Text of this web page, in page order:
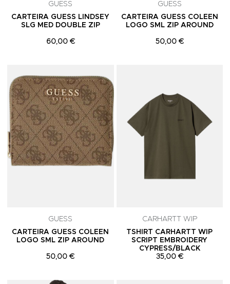
GUESS
CARTEIRA GUESS LINDSEY
SLG MED DOUBLE ZIP
60,00 €
GUESS
CARTEIRA GUESS COLEEN
LOGO SML ZIP AROUND
50,00 €
GUESS
CARTEIRA GUESS COLEEN
LOGO SML ZIP AROUND
50,00 €
CARHARTT WIP
TSHIRT CARHARTT WIP
SCRIPT EMBROIDERY
CYPRESS/BLACK
35,00 €